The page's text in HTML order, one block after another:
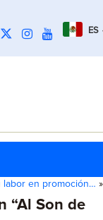
ES
labor en promoción… »
“Al Son de